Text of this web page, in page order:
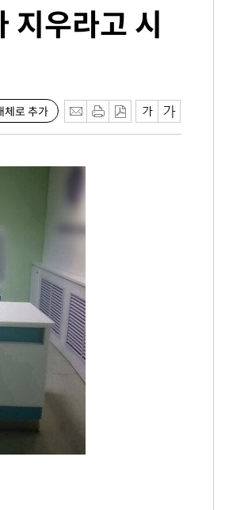
지우라고 시
체로 추가